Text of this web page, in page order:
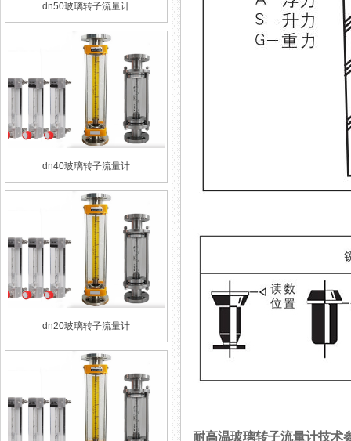
dn50玻璃转子流量计
dn40玻璃转子流量计
dn20玻璃转子流量计
耐高温玻璃转子流量计技术